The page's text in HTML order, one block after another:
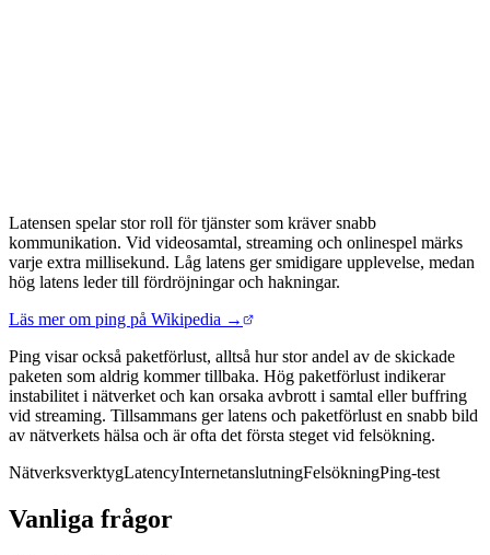
Latensen spelar stor roll för tjänster som kräver snabb
kommunikation. Vid videosamtal, streaming och onlinespel märks
varje extra millisekund. Låg latens ger smidigare upplevelse, medan
hög latens leder till fördröjningar och hakningar.
Läs mer om ping på Wikipedia →
Ping visar också paketförlust, alltså hur stor andel av de skickade
paketen som aldrig kommer tillbaka. Hög paketförlust indikerar
instabilitet i nätverket och kan orsaka avbrott i samtal eller buffring
vid streaming. Tillsammans ger latens och paketförlust en snabb bild
av nätverkets hälsa och är ofta det första steget vid felsökning.
NätverksverktygLatencyInternetanslutningFelsökningPing-test
Vanliga frågor